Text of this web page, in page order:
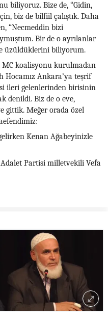
biliyoruz. Bize de, “Gidin,
biz de bilfiil çalıştık. Daha
“Necmeddin bizi
Bir de o ayrılanlar
üzüldüklerini biliyorum.
MC koalisyonu kurulmadan
Hocamız Ankara’ya teşrif
ileri gelenlerinden birisinin
denildi. Biz de o eve,
gittik. Meğer orada özel
Kenan Ağabeyinizle
Partisi milletvekili Vefa